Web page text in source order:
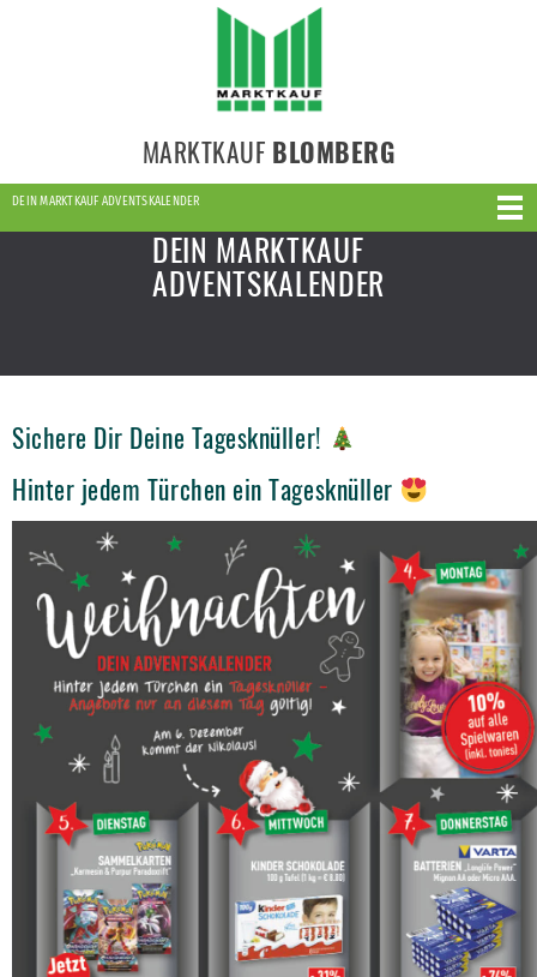
MARKTKAUF BLOMBERG
DEIN MARKTKAUF ADVENTSKALENDER
DEIN MARKTKAUF
ADVENTSKALENDER
Sichere Dir Deine Tagesknüller!
Hinter jedem Türchen ein Tagesknüller